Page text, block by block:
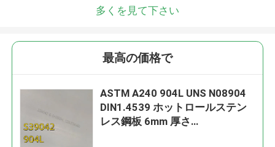
多くを見て下さい
最高の価格で
ASTM A240 904L UNS N08904
DIN1.4539 ホットロールステン
レス鋼板 6mm 厚さ